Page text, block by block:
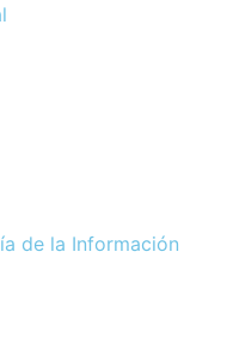
de la Información